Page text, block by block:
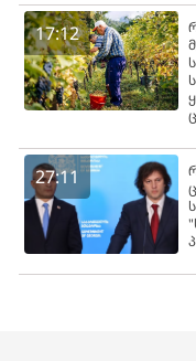
17:12
27:11